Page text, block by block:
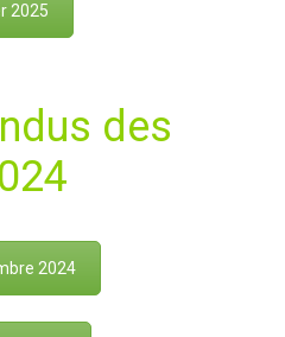
2025
des
2024